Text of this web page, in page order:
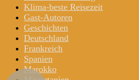
Klima-beste Reisezeit
Gast-Autoren
Geschichten
Deutschland
Frankreich
Spanien
Marokko